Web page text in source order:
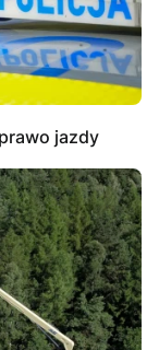
jazdy